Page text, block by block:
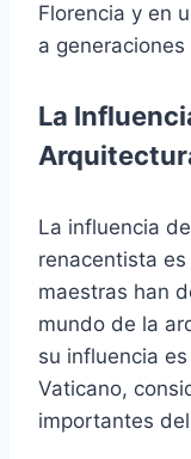
Florencia y en
a
La
La influencia
renacentista
maestras han
mundo de la
su influencia
Vaticano,
importantes